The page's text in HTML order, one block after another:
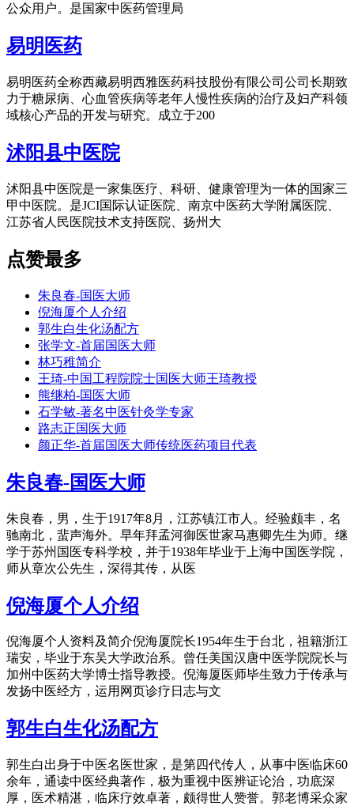
公众用户。是国家中医药管理局
易明医药
易明医药全称西藏易明西雅医药科技股份有限公司公司长期致
力于糖尿病、心血管疾病等老年人慢性疾病的治疗及妇产科领
域核心产品的开发与研究。成立于200
沭阳县中医院
沭阳县中医院是一家集医疗、科研、健康管理为一体的国家三
甲中医院。是JCI国际认证医院、南京中医药大学附属医院、
江苏省人民医院技术支持医院、扬州大
点赞最多
朱良春-国医大师
倪海厦个人介绍
郭生白生化汤配方
张学文-首届国医大师
林巧稚简介
王琦-中国工程院院士国医大师王琦教授
熊继柏-国医大师
石学敏-著名中医针灸学专家
路志正国医大师
颜正华-首届国医大师传统医药项目代表
朱良春-国医大师
朱良春，男，生于1917年8月，江苏镇江市人。经验颇丰，名
驰南北，蜚声海外。早年拜孟河御医世家马惠卿先生为师。继
学于苏州国医专科学校，并于1938年毕业于上海中国医学院，
师从章次公先生，深得其传，从医
倪海厦个人介绍
倪海厦个人资料及简介倪海厦院长1954年生于台北，祖籍浙江
瑞安，毕业于东吴大学政治系。曾任美国汉唐中医学院院长与
加州中医药大学博士指导教授。倪海厦医师毕生致力于传承与
发扬中医经方，运用网页诊疗日志与文
郭生白生化汤配方
郭生白出身于中医名医世家，是第四代传人，从事中医临床60
余年，通读中医经典著作，极为重视中医辨证论治，功底深
厚，医术精湛，临床疗效卓著，颇得世人赞誉。郭老博采众家